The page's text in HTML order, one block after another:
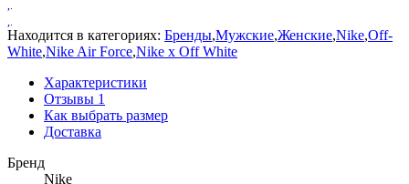
Находится в категориях: Бренды,Мужские,Женские,Nike,Off-
White,Nike Air Force,Nike x Off White
Характеристики
Отзывы 1
Как выбрать размер
Доставка
Бренд
Nike